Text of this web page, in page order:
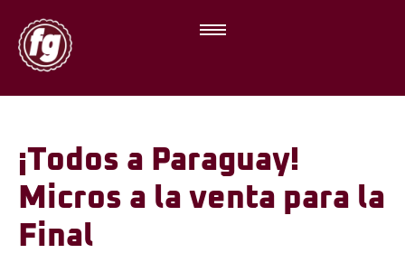
¡Todos a Paraguay!
Micros a la venta para la
Final